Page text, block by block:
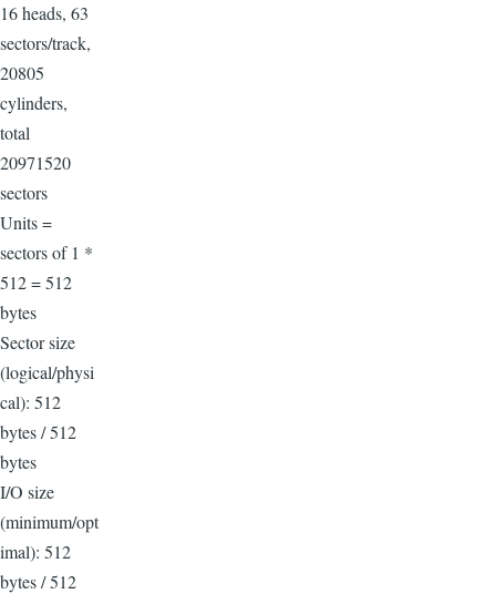
16 heads, 63
sectors/track,
20805
cylinders,
total
20971520
sectors
Units =
sectors of 1 *
512 = 512
bytes
Sector size
(logical/physi
cal): 512
bytes / 512
bytes
I/O size
(minimum/opt
imal): 512
bytes / 512